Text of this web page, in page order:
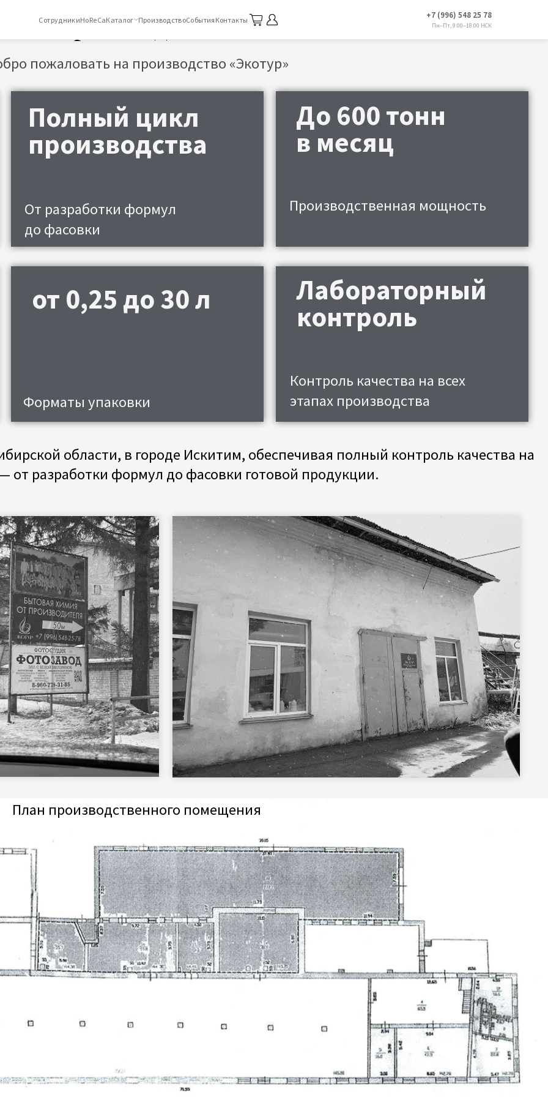
СотрудникиHoReCaКаталог ПроизводствоСобытия Контакты +7 (996) 548 25 78
Пн–Пт, 9:00–18:00 НСК
производственного помещения
области, в городе Искитим, обеспечивая полный контроль качества на
формул до фасовки готовой продукции.
До 600 тонн
в месяц
фасовки
цикл
Лабораторный
контроль
0,25 до 30 л
Производство
на производство «Экотур»